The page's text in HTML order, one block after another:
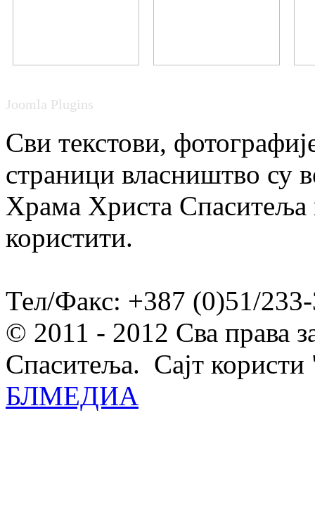
Joomla Plugins
Сви текстови,
страници власништво су
Храма Христа Спаситеља
користити.
Тел/Факс: +387 (0)51/
© 2011 - 2012 Сва права
Спаситеља. Сајт
БЛМЕДИА